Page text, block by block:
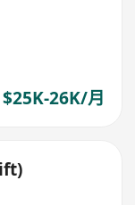
$25K-26K/月